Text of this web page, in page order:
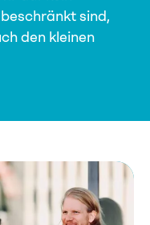
sind,
den kleinen